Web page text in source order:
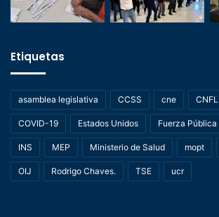
Etiquetas
asamblea legislativa CCSS cne CNFL
COVID-19 Estados Unidos Fuerza Pública
INS MEP Ministerio de Salud mopt
OIJ Rodrigo Chaves. TSE ucr